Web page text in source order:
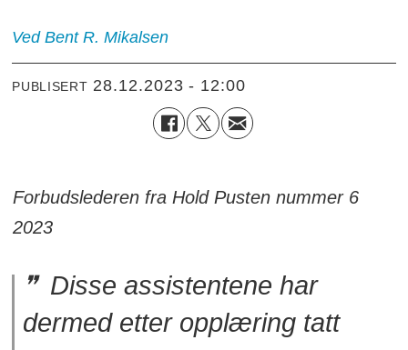
Ved Bent R. Mikalsen
PUBLISERT 28.12.2023 - 12:00
Forbudslederen fra Hold Pusten nummer 6
2023
Disse assistentene har
dermed etter opplæring tatt